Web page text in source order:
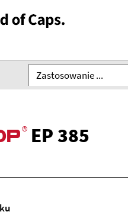
Zastosowanie ...
® EP 385